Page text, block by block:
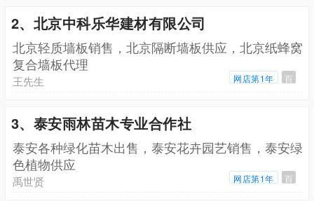
2、北京中科乐华建材有限公司
北京轻质墙板销售，北京隔断墙板供应，北京纸蜂窝
复合墙板代理
王先生 网店第1年 百
3、泰安雨林苗木专业合作社
泰安各种绿化苗木出售，泰安花卉园艺销售，泰安绿
色植物供应
禹世贤 网店第1年 百